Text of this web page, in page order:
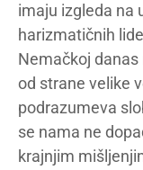
imaju izgleda na
harizmatičnih
Nemačkoj
od strane velike
podrazumeva
se nama ne
krajnjim